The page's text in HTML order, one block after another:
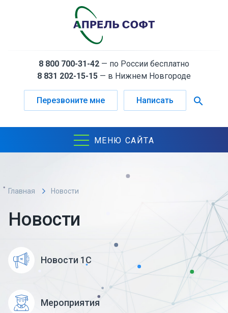
8 800 700-31-42 — по России бесплатно
8 831 202-15-15 — в Нижнем Новгороде
Перезвоните мне Написать search
МЕНЮ САЙТА
Главная Новости
Новости
Новости 1С
Мероприятия